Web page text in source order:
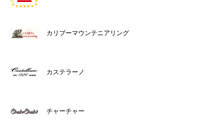
カリブーマウンテニアリング
カステラーノ
チャーチャー